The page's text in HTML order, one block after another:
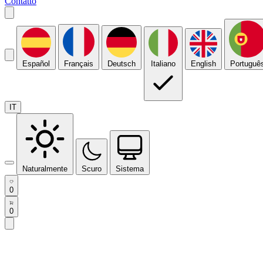
Español Français Deutsch Italiano English
IT
Naturalmente Scuro Sistema
0
0